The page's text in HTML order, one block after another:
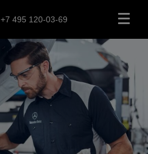
+7 495 120-03-69